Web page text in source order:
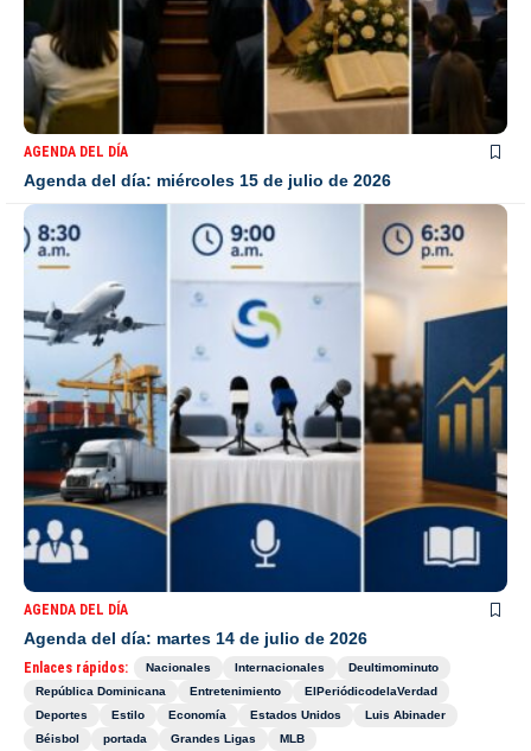
AGENDA DEL DÍA
Agenda del día: miércoles 15 de julio de 2026
AGENDA DEL DÍA
Agenda del día: martes 14 de julio de 2026
Enlaces rápidos: Nacionales Internacionales
Deultimominuto
República Dominicana
Entretenimiento
ElPeriódicodelaVerdad
Deportes
Estilo Economía Estados Unidos
Luis Abinader
Béisbol
portada Grandes Ligas MLB